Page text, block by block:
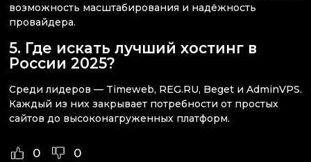
возможность масштабирования и надёжность
провайдера.
5. Где искать лучший хостинг в
России 2025?
Среди лидеров — Timeweb, REG.RU, Beget и AdminVPS.
Каждый из них закрывает потребности от простых
сайтов до высоконагруженных платформ.
0 0